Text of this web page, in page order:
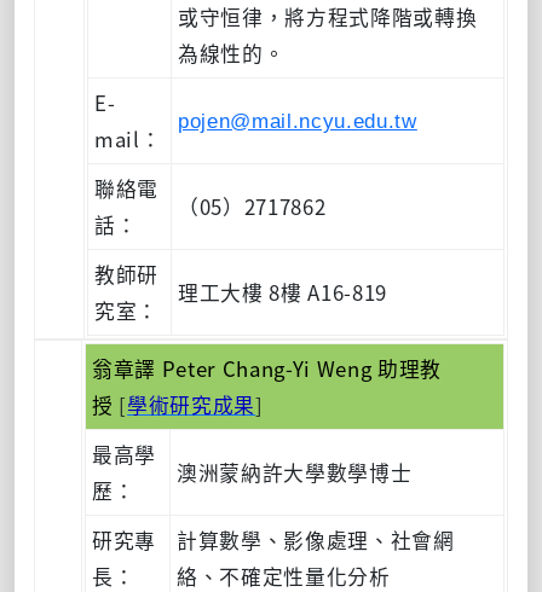
或守恒律，將方程式降階或轉換
為線性的。
E-
mail：
pojen@mail.ncyu.edu.tw
聯絡電
話：
（05）2717862
教師研
究室：
理工大樓 8樓 A16-819
翁章譯 Peter Chang-Yi Weng 助理教
授 [學術研究成果]
最高學
歷：
澳洲蒙納許大學數學博士
研究專
長：
計算數學、影像處理、社會網
絡、不確定性量化分析